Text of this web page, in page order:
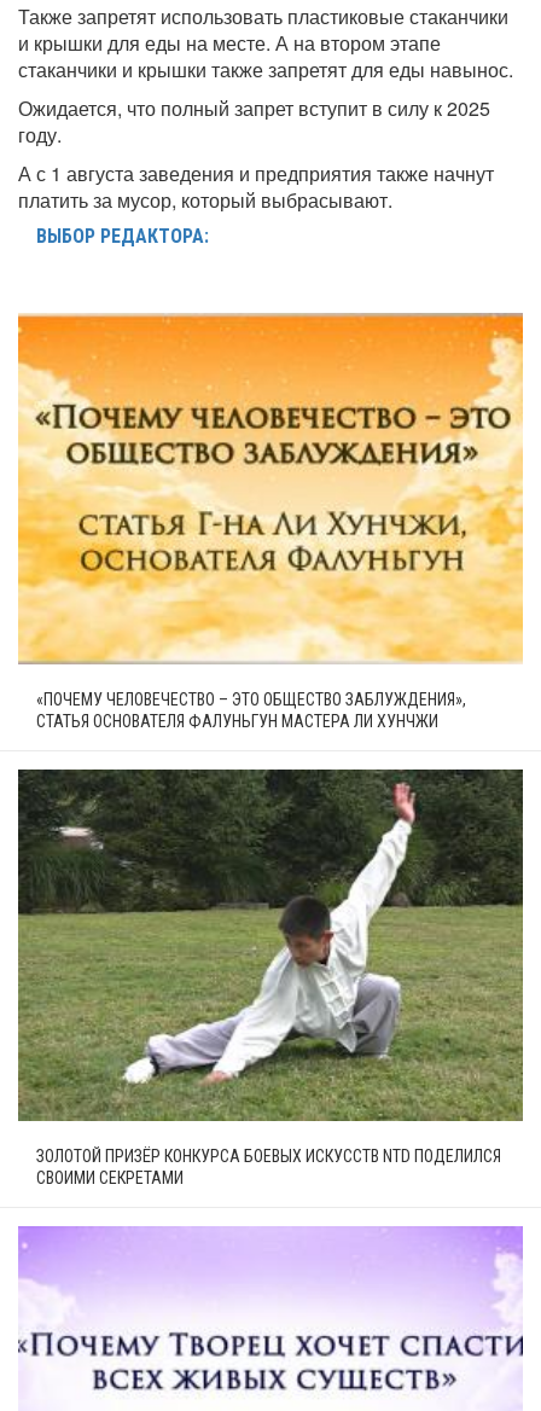
Также запретят использовать пластиковые стаканчики
и крышки для еды на месте. А на втором этапе
стаканчики и крышки также запретят для еды навынос.
Ожидается, что полный запрет вступит в силу к 2025
году.
А с 1 августа заведения и предприятия также начнут
платить за мусор, который выбрасывают.
ВЫБОР РЕДАКТОРА:
«ПОЧЕМУ ЧЕЛОВЕЧЕСТВО – ЭТО ОБЩЕСТВО ЗАБЛУЖДЕНИЯ»,
СТАТЬЯ ОСНОВАТЕЛЯ ФАЛУНЬГУН МАСТЕРА ЛИ ХУНЧЖИ
ЗОЛОТОЙ ПРИЗЁР КОНКУРСА БОЕВЫХ ИСКУССТВ NTD ПОДЕЛИЛСЯ
СВОИМИ СЕКРЕТАМИ